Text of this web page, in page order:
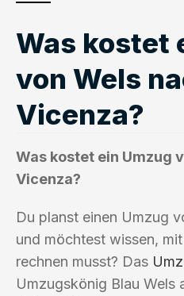
Was kostet
von Wels
Vicenza?
Was kostet ein Umzug
Vicenza?
Du planst einen Umzug
und möchtest wissen,
rechnen musst? Das
Umzugskönig Blau Wels